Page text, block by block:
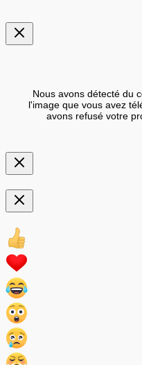
Nous avons détecté du
l'image que vous avez
avons refusé votre